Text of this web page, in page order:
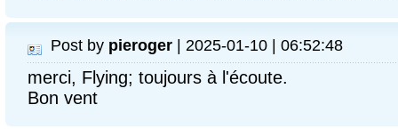
Post by pieroger | 2025-01-10 | 06:52:48
merci, Flying; toujours à l'écoute.
Bon vent